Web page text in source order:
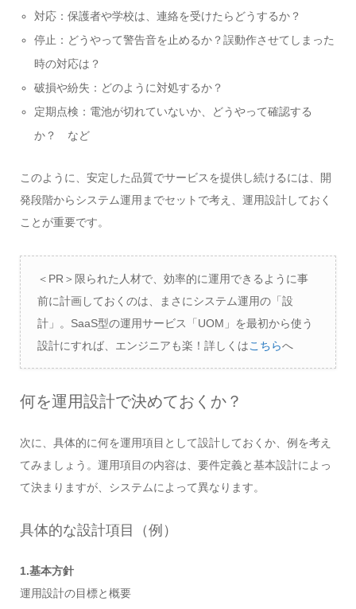
対応：保護者や学校は、連絡を受けたらどうするか？
停止：どうやって警告音を止めるか？誤動作させてしまった
時の対応は？
破損や紛失：どのように対処するか？
定期点検：電池が切れていないか、どうやって確認する
か？ など
このように、安定した品質でサービスを提供し続けるには、開
発段階からシステム運用までセットで考え、運用設計しておく
ことが重要です。
＜PR＞限られた人材で、効率的に運用できるように事
前に計画しておくのは、まさにシステム運用の「設
計」。SaaS型の運用サービス「UOM」を最初から使う
設計にすれば、エンジニアも楽！詳しくはこちらへ
何を運用設計で決めておくか？
次に、具体的に何を運用項目として設計しておくか、例を考え
てみましょう。運用項目の内容は、要件定義と基本設計によっ
て決まりますが、システムによって異なります。
具体的な設計項目（例）
1.基本方針
運用設計の目標と概要